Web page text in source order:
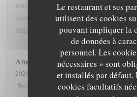
Le restaurant et ses
utilisent des cookies
pouvant impliquer la
de données à
personnel. Les
nécessaires » sont
et installés par défaut.
cookies facultatifs
avec vue imprenable sur le bassin. J'adore
restauration engagée et raffinée, mais sans
Sans nul doute, le meilleur restau de
Amelie
2026-08-04
- 12:45 - Couverts 12
Service
Ambiance: 5/5 Cuisine: 5/5